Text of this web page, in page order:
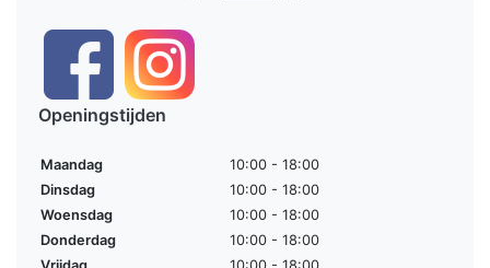
Openingstijden
Maandag
10:00 - 18:00
Dinsdag
10:00 - 18:00
Woensdag
10:00 - 18:00
Donderdag
10:00 - 18:00